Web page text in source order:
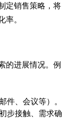
定销售策略，将
率。
的进展情况。例
件、会议等）。
步接触、需求确